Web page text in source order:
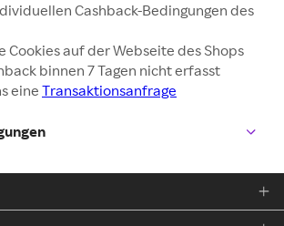
Cashback-Bedingungen des
Cookies auf der Webseite des Shops
binnen 7 Tagen nicht erfasst
eine Transaktionsanfrage